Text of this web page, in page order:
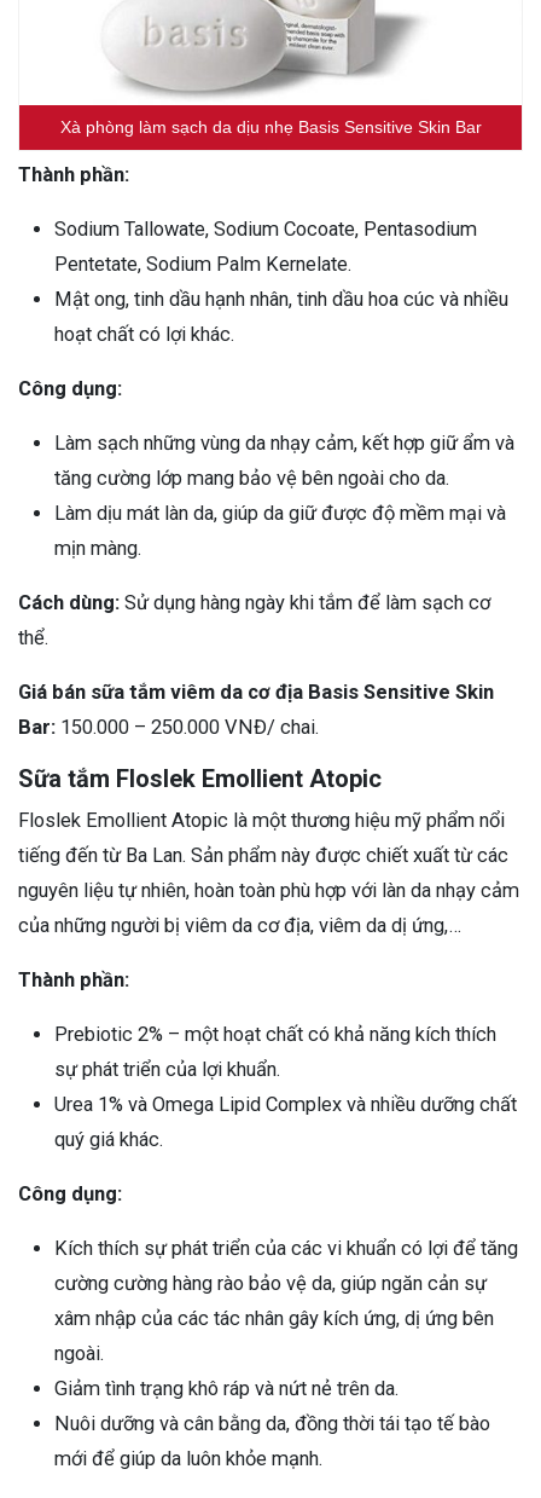
Xà phòng làm sạch da dịu nhẹ Basis Sensitive Skin Bar
Thành phần:
Sodium Tallowate, Sodium Cocoate, Pentasodium
Pentetate, Sodium Palm Kernelate.
Mật ong, tinh dầu hạnh nhân, tinh dầu hoa cúc và nhiều
hoạt chất có lợi khác.
Công dụng:
Làm sạch những vùng da nhạy cảm, kết hợp giữ ẩm và
tăng cường lớp mang bảo vệ bên ngoài cho da.
Làm dịu mát làn da, giúp da giữ được độ mềm mại và
mịn màng.
Cách dùng: Sử dụng hàng ngày khi tắm để làm sạch cơ
thể.
Giá bán sữa tắm viêm da cơ địa Basis Sensitive Skin
Bar: 150.000 – 250.000 VNĐ/ chai.
Sữa tắm Floslek Emollient Atopic
Floslek Emollient Atopic là một thương hiệu mỹ phẩm nổi
tiếng đến từ Ba Lan. Sản phẩm này được chiết xuất từ các
nguyên liệu tự nhiên, hoàn toàn phù hợp với làn da nhạy cảm
của những người bị viêm da cơ địa, viêm da dị ứng,…
Thành phần:
Prebiotic 2% – một hoạt chất có khả năng kích thích
sự phát triển của lợi khuẩn.
Urea 1% và Omega Lipid Complex và nhiều dưỡng chất
quý giá khác.
Công dụng:
Kích thích sự phát triển của các vi khuẩn có lợi để tăng
cường cường hàng rào bảo vệ da, giúp ngăn cản sự
xâm nhập của các tác nhân gây kích ứng, dị ứng bên
ngoài.
Giảm tình trạng khô ráp và nứt nẻ trên da.
Nuôi dưỡng và cân bằng da, đồng thời tái tạo tế bào
mới để giúp da luôn khỏe mạnh.